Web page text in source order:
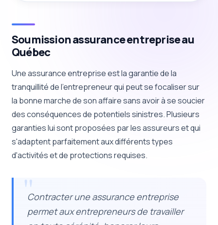
Soumission assurance entreprise au
Québec
Une assurance entreprise est la garantie de la
tranquillité de l'entrepreneur qui peut se focaliser sur
la bonne marche de son affaire sans avoir à se soucier
des conséquences de potentiels sinistres. Plusieurs
garanties lui sont proposées par les assureurs et qui
s'adaptent parfaitement aux différents types
d'activités et de protections requises.
Contracter une assurance entreprise
permet aux entrepreneurs de travailler